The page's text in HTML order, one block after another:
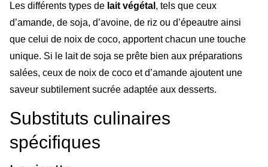
Les différents types de lait végétal , tels que ceux
d’amande, de soja, d’avoine, de riz ou d’épeautre ainsi
que celui de noix de coco, apportent chacun une touche
unique. Si le lait de soja se prête bien aux préparations
salées, ceux de noix de coco et d’amande ajoutent une
saveur subtilement sucrée adaptée aux desserts.
Substituts culinaires
spécifiques